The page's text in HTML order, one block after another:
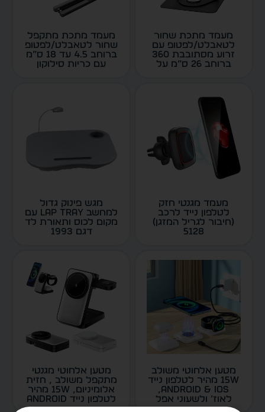
מעמד מתכת שחור
לטאבלט/לפטופ עם
זרוע מסתובבת 360
ברוחב 26 ס”מ על
מעמד מתכת מתקפל
שחור לטאבלט/לפטופ
ברוחב 4.5 עד 18 ס”מ
עם כריות סילוקון
מעמד מגנטי חזק
לטלפון נייד לרכב
(חיבור לגריל המזגן)
5128
מגש פינוק גדול
למחשב lap tray עם
מקום לכוס ותאורת לד
דגם 1993
מטען אלחוטי משולב
15W מהיר לטלפון נייד
Android & iOS,
לאוז’ ולשעוני אפל
דגם 5314
מטען אלחוטי מגנטי
מתקפל משולב , חזית
אלומיניום, 15W מהיר
לטלפון נייד Android
& iOS, לאוז’ ולשעוני